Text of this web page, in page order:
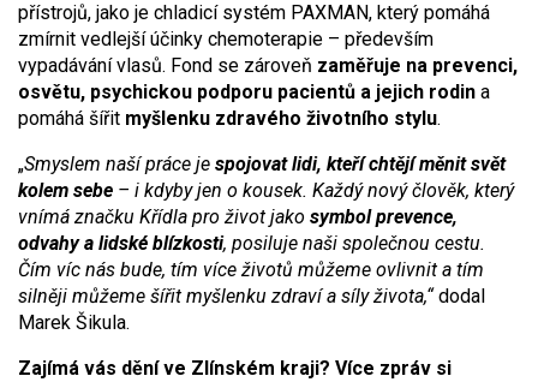
přístrojů, jako je chladicí systém PAXMAN, který pomáhá
zmírnit vedlejší účinky chemoterapie – především
vypadávání vlasů. Fond se zároveň zaměřuje na prevenci,
osvětu, psychickou podporu pacientů a jejich rodin a
pomáhá šířit myšlenku zdravého životního stylu.
„Smyslem naší práce je spojovat lidi, kteří chtějí měnit svět
kolem sebe – i kdyby jen o kousek. Každý nový člověk, který
vnímá značku Křídla pro život jako symbol prevence,
odvahy a lidské blízkosti, posiluje naši společnou cestu.
Čím víc nás bude, tím více životů můžeme ovlivnit a tím
silněji můžeme šířit myšlenku zdraví a síly života,“dodal
Marek Šikula.
Zajímá vás dění ve Zlínském kraji? Více zpráv si